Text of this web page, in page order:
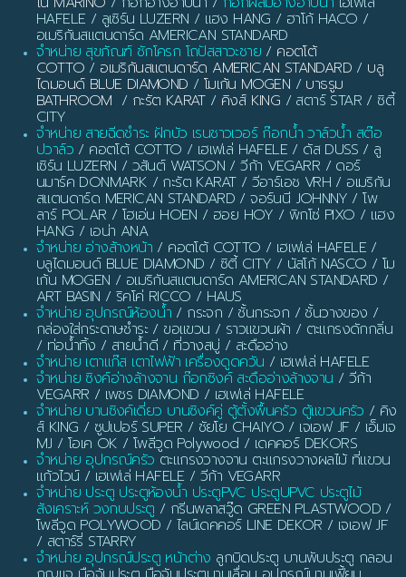
HAFELE / ลูเซิร์น LUZERN / แฮง HANG / ฮาโก้ HACO /
อเมริกันสแตนดาร์ด AMERICAN STANDARD
จำหน่าย สุขภัณฑ์ ชักโครก โถปัสสาวะชาย / คอตโต้
COTTO / อเมริกันสแตนดาร์ด AMERICAN STANDARD / บลู
ไดมอนด์ BLUE DIAMOND / โมเก้น MOGEN / บาธรูม
BATHROOM / กะรัต KARAT/ คิงส์ KING / สตาร์ STAR / ซิตี้
CITY
จำหน่าย สายฉีดชำระ ฝักบัว เรนชาวเวอร์ ก๊อกน้ำ วาล์วน้ำ สต๊อ
ปวาล์ว / คอตโต้ COTTO / เฮเฟเล่ HAFELE / ดัส DUSS / ลู
เซิร์น LUZERN / วสันต์ WATSON / วีก้า VEGARR / ดอร์
นมาร์ค DONMARK / กะรัต KARAT / วีอาร์เอช VRH / อเมริกัน
สแตนดาร์ด MERICAN STANDARD / จอร์นนี JOHNNY / โพ
ลาร์ POLAR / โฮเอ่น HOEN / ฮอย HOY / พิกโซ่ PIXO / แฮง
HANG / เอน่า ANA
จำหน่าย อ่างล้างหน้า / คอตโต้ COTTO / เฮเฟเล่ HAFELE /
บลูไดมอนด์ BLUE DIAMOND / ซิตี้ CITY / นัสโก้ NASCO / โม
เก้น MOGEN / อเมริกันสแตนดาร์ด AMERICAN STANDARD /
ART BASIN / ริคโค่ RICCO / HAUS
จำหน่าย อุปกรณ์ห้องน้ำ / กระจก / ชั้นกระจก / ชั้นวางของ /
กล่องใส่กระดาษชำระ / ขอแขวน / ราวแขวนผ้า / ตะแกรงดักกลิ่น
/ ท่อน้ำทิ้ง / สายน้ำดี / ที่วางสบู่ / สะดืออ่าง
จำหน่าย เตาแก๊ส เตาไฟฟ้า เครื่องดูดควัน / เฮเฟเล่ HAFELE
จำหน่าย ซิงค์อ่างล้างจาน ก๊อกซิงค์ สะดืออ่างล้างจาน / วีก้า
VEGARR / เพชร DIAMOND / เฮเฟเล่ HAFELE
จำหน่าย บานซิงค์เดี่ยว บานซิงค์คู่ ตู้ตั้งพื้นครัว ตู้แขวนครัว / คิง
ส์ KING / ซูปเปอร์ SUPER / ชัยโย CHAIYO / เจเอฟ JF / เอ็มเจ
MJ / โอเค OK / โพลีวูด Polywood / เดคคอร์ DEKORS
จำหน่าย อุปกรณ์ครัว ตะแกรงวางจาน ตะแกรงวางผลไม้ ที่แขวน
แก้วไวน์ / เฮเฟเล่ HAFELE / วีก้า VEGARR
จำหน่าย ประตู ประตูห้องน้ำ ประตูPVC ประตูUPVC ประตูไม้
สังเคราะห์ วงกบประตู / กรีนพลาสวู๊ด GREEN PLASTWOOD /
โพลีวูด POLYWOOD / ไลน์เดคคอร์ LINE DEKOR / เจเอฟ JF
/ สตาร์รี่ STARRY
จำหน่าย อุปกรณ์ประตู หน้าต่าง ลูกบิดประตู บานพับประตู กลอน